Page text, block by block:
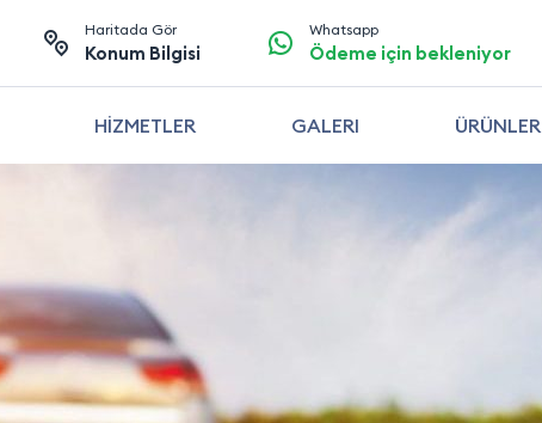
Haritada Gör
Konum Bilgisi
Whatsapp
Ödeme için bekleniyor
HİZMETLER GALERI ÜRÜNLER